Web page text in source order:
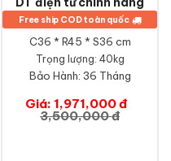
Free ship COD toàn quốc
C36 * R45 * S36 cm
Trọng lượng: 40kg
Bảo Hành: 36 Tháng
Giá: 1,971,000 đ
3,500,000 đ